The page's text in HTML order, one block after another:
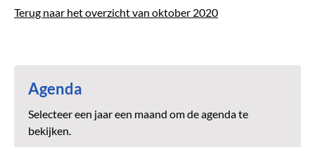
Terug naar het overzicht van oktober 2020
Agenda
Selecteer een jaar een maand om de agenda te
bekijken.